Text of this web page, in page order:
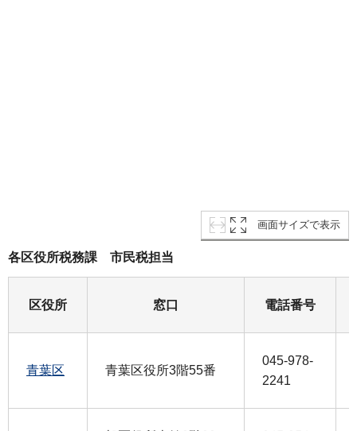
画面サイズで表示
各区役所税務課 市民税担当
区役所 窓口 電話番号
青葉区 青葉区役所3階55番
045-978-
2241